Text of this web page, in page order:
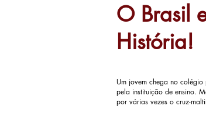
O Brasil
História!
Um jovem chega no
pela instituição de ensino.
por várias vezes o cruz-